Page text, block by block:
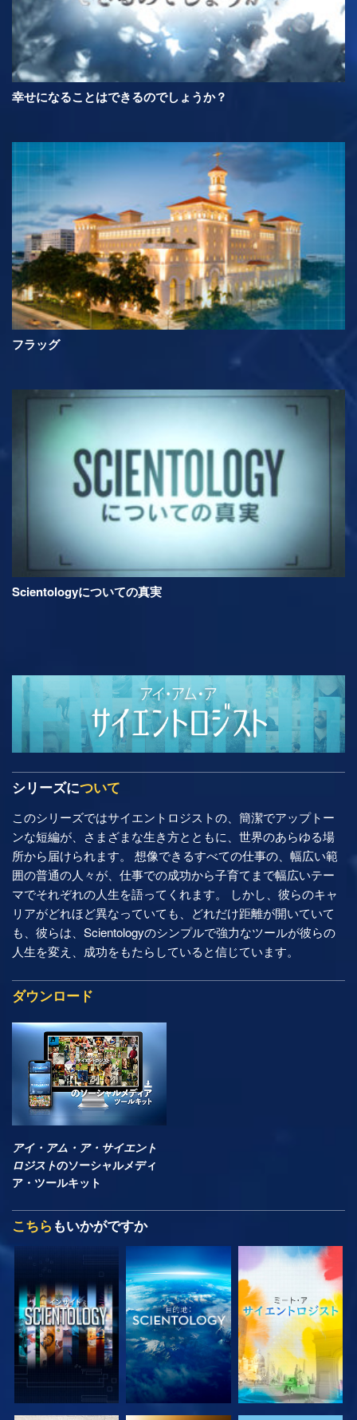
幸せになることはできるのでしょうか？
フラッグ
Scientologyについての真実
シリーズについて
このシリーズではサイエントロジストの、簡潔でアップトー
ンな短編が、さまざまな生き方とともに、世界のあらゆる場
所から届けられます。 想像できるすべての仕事の、幅広い範
囲の普通の人々が、仕事での成功から子育てまで幅広いテー
マでそれぞれの人生を語ってくれます。 しかし、彼らのキャ
リアがどれほど異なっていても、どれだけ距離が開いていて
も、彼らは、Scientologyのシンプルで強力なツールが彼らの
人生を変え、成功をもたらしていると信じています。
ダウンロード
アイ・アム・ア・サイエント
ロジストのソーシャルメディ
ア・ツールキット
こちら もいかがですか